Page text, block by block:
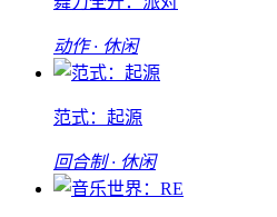
动作 · 休闲
范式：起源
回合制 · 休闲